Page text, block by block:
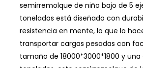
semirremolque de niño bajo de 5
toneladas está diseñada con
resistencia en mente, lo que lo
transportar cargas pesadas con
tamaño de 18000*3000*1800 y una